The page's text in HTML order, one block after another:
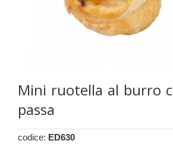
Mini ruotella al burro
passa
codice: ED630